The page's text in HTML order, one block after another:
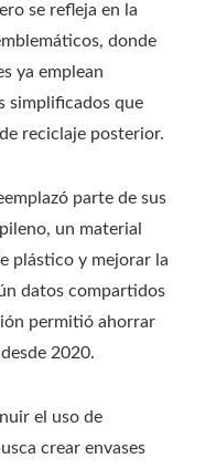
se refleja en la
donde
ya emplean
simplificados que
reciclaje posterior.
parte de sus
un material
plástico y mejorar la
datos compartidos
permitió ahorrar
2020.
el uso de
crear envases